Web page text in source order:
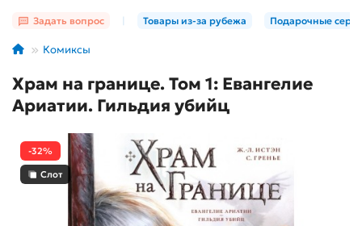
Задать вопрос Товары из-за рубежа Подарочные
Комиксы
Храм на границе. Том 1: Евангелие
Ариатии. Гильдия убийц
-32%
Слот